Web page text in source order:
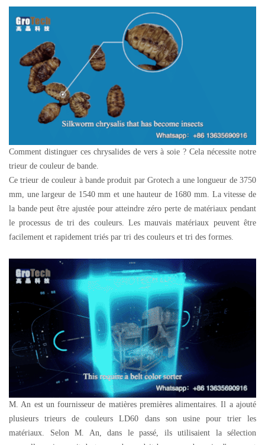
Comment distinguer ces chrysalides de vers à soie ? Cela nécessite notre
trieur de couleur de bande.
Ce trieur de couleur à bande produit par Grotech a une longueur de 3750
mm, une largeur de 1540 mm et une hauteur de 1680 mm. La vitesse de
la bande peut être ajustée pour atteindre zéro perte de matériaux pendant
le processus de tri des couleurs. Les mauvais matériaux peuvent être
facilement et rapidement triés par tri des couleurs et tri des formes.
M. An est un fournisseur de matières premières alimentaires. Il a ajouté
plusieurs trieurs de couleurs LD60 dans son usine pour trier les
matériaux. Selon M. An, dans le passé, ils utilisaient la sélection